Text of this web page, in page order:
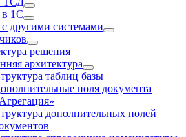
в 1С
с другими системами
решения
архитектура
таблиц базы
поля документа
дополнительных полей